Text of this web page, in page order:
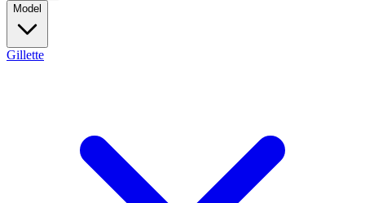
Model
Gillette